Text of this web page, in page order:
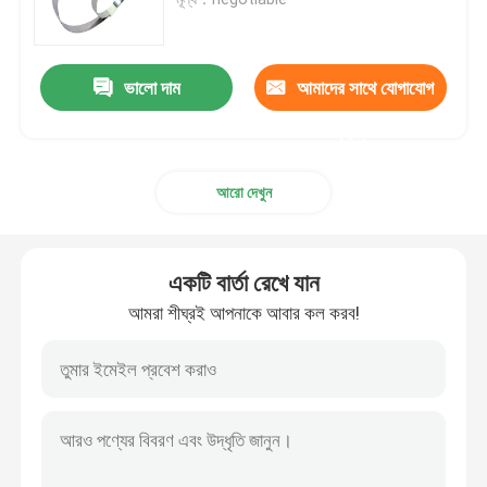
ভালো দাম আমাদের সাথে যোগাযোগ
আরো দেখুন
একটি বার্তা রেখে যান
আমরা শীঘ্রই আপনাকে আবার কল করব!